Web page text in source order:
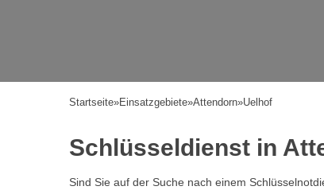
Startseite»Einsatzgebiete»Attendorn»Uelhof
Schlüsseldienst in
Sind Sie auf der Suche nach einem